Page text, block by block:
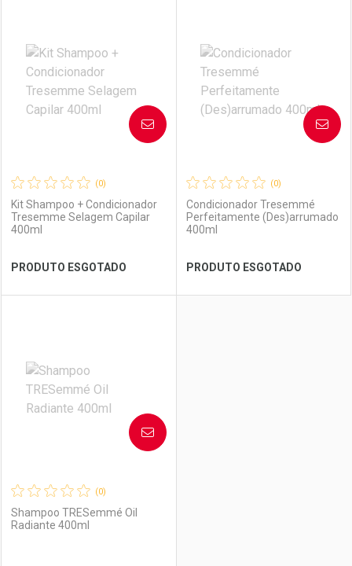
Laboratório
Ver Desconto Convênio
Por Menos Laboratório
Ver Desconto Convênio
Por Menos
(0)
Kit Shampoo + Condicionador
Tresemme Selagem Capilar
400ml
PRODUTO ESGOTADO
AVISE-ME
Laboratório
Por Menos
(0)
Condicionador Tresemmé
Perfeitamente (Des)arrumado
400ml
PRODUTO ESGOTADO
AVISE-ME
(0)
Shampoo TRESemmé Oil
Radiante 400ml
AVISE-ME